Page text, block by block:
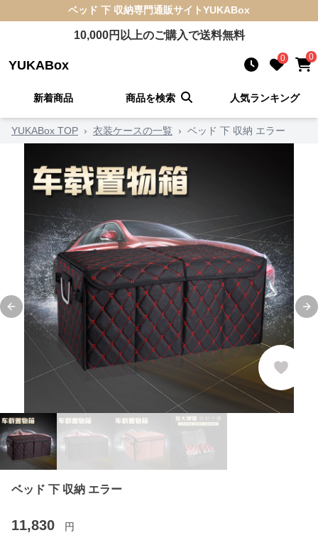
ベッド 下 収納専門通販サイトYUKABox
10,000円以上のご購入で送料無料
YUKABox 0 0
新着商品 商品を検索 人気ランキング
YUKABox TOP › 衣装ケースの一覧 › ベッド 下 収納 エラー
Previous slide
ベッド 下 収納 エラー
11,830 円